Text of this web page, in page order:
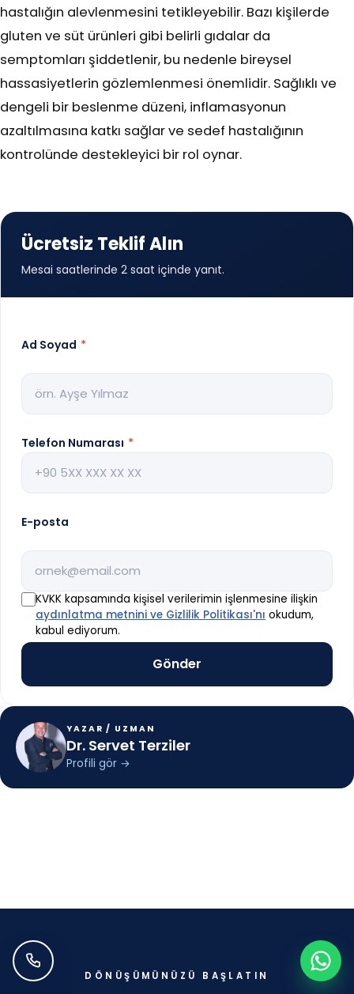
hastalığın alevlenmesini tetikleyebilir. Bazı kişilerde
gluten ve süt ürünleri gibi belirli gıdalar da
semptomları şiddetlenir, bu nedenle bireysel
hassasiyetlerin gözlemlenmesi önemlidir. Sağlıklı ve
dengeli bir beslenme düzeni, inflamasyonun
azaltılmasına katkı sağlar ve sedef hastalığının
kontrolünde destekleyici bir rol oynar.
Ücretsiz Teklif Alın
Mesai saatlerinde 2 saat içinde yanıt.
Ad Soyad *
Telefon Numarası *
E-posta
KVKK kapsamında kişisel verilerimin işlenmesine ilişkin
aydınlatma metnini ve Gizlilik Politikası'nı okudum,
kabul ediyorum.
YAZAR / UZMAN
Dr. Servet Terziler
Profili gör →
DÖNÜŞÜMÜNÜZÜ BAŞLATIN